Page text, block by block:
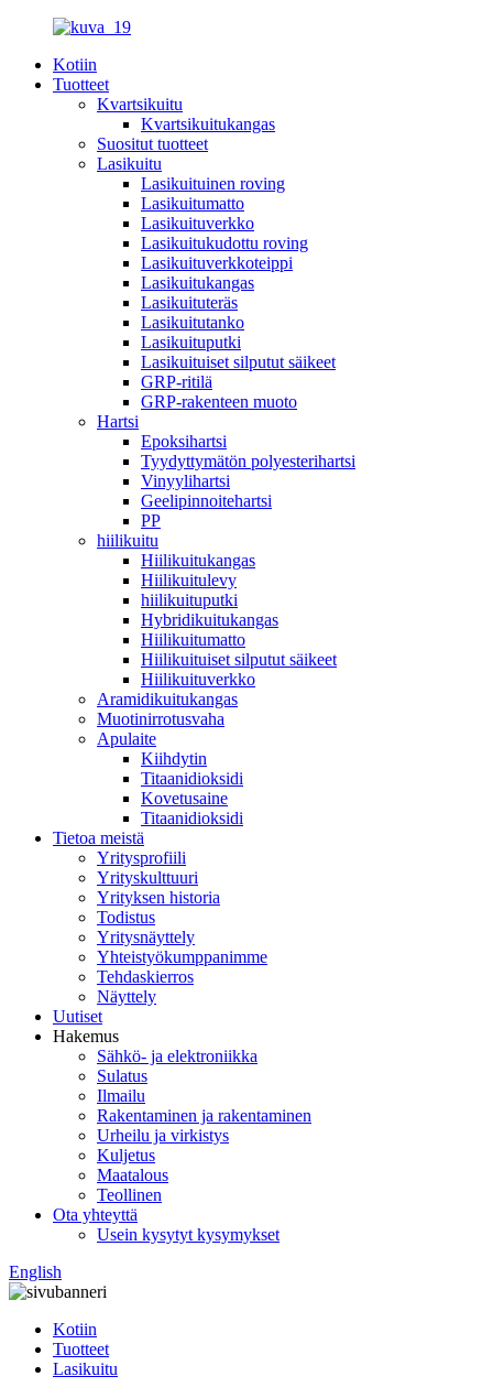
Kotiin
Tuotteet
Kvartsikuitu
Kvartsikuitukangas
Suositut tuotteet
Lasikuitu
Lasikuituinen roving
Lasikuitumatto
Lasikuituverkko
Lasikuitukudottu roving
Lasikuituverkkoteippi
Lasikuitukangas
Lasikuituteräs
Lasikuitutanko
Lasikuituputki
Lasikuituiset silputut säikeet
GRP-ritilä
GRP-rakenteen muoto
Hartsi
Epoksihartsi
Tyydyttymätön polyesterihartsi
Vinyylihartsi
Geelipinnoitehartsi
PP
hiilikuitu
Hiilikuitukangas
Hiilikuitulevy
hiilikuituputki
Hybridikuitukangas
Hiilikuitumatto
Hiilikuituiset silputut säikeet
Hiilikuituverkko
Aramidikuitukangas
Muotinirrotusvaha
Apulaite
Kiihdytin
Titaanidioksidi
Kovetusaine
Titaanidioksidi
Tietoa meistä
Yritysprofiili
Yrityskulttuuri
Yrityksen historia
Todistus
Yritysnäyttely
Yhteistyökumppanimme
Tehdaskierros
Näyttely
Uutiset
Hakemus
Sähkö- ja elektroniikka
Sulatus
Ilmailu
Rakentaminen ja rakentaminen
Urheilu ja virkistys
Kuljetus
Maatalous
Teollinen
Ota yhteyttä
Usein kysytyt kysymykset
English
Kotiin
Tuotteet
Lasikuitu